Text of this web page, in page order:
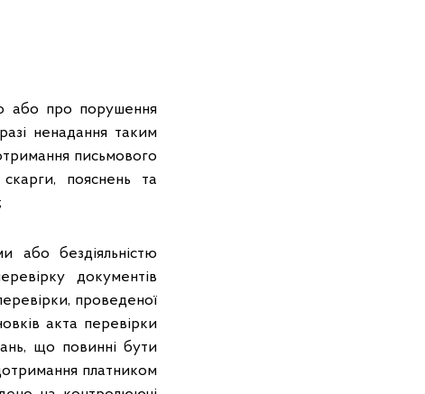
або про порушення
ненадання таким
письмового
пояснень та
бездіяльністю
документів
проведеної
акта перевірки
що повинні бути
платником